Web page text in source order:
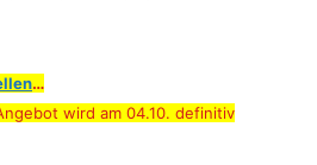
…
wird am 04.10. definitiv